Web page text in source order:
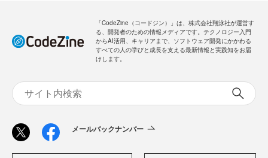
「CodeZine（コードジン）」は、株式会社翔泳社が運営す
る、開発者のための情報メディアです。テクノロジー入門
からAI活用、キャリアまで、ソフトウェア開発にかかわる
すべての人の学びと成長を支える最新情報と実践知をお届
けします。
メールバックナンバー